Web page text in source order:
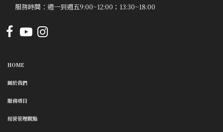
服務時間：週一到週五9:00~12:00；13:30~18:00
HOME
關於我們
服務項目
經營管理觀點